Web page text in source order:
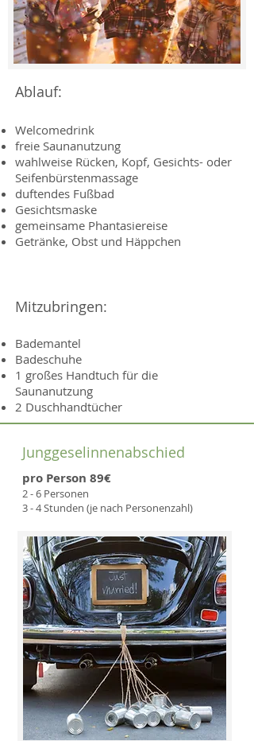
Ablauf:
Welcomedrink
freie Saunanutzung
wahlweise Rücken, Kopf, Gesichts- oder
Seifenbürstenmassage
duftendes Fußbad
Gesichtsmaske
gemeinsame Phantasiereise
Getränke, Obst und Häppchen
Mitzubringen:
Bademantel
Badeschuhe
1 großes Handtuch für die
Saunanutzung
2 Duschhandtücher
Junggeselinnenabschied
pro Person 89€
2 - 6 Personen
3 - 4 Stunden (je nach Personenzahl)